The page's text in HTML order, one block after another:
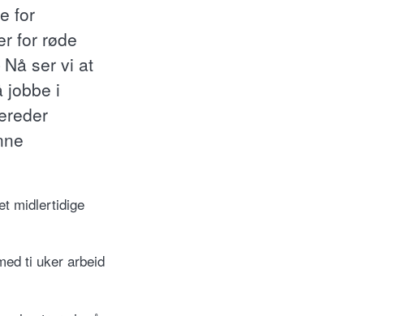
for
for røde
ser vi at
jobbe i
midlertidige
ti uker arbeid